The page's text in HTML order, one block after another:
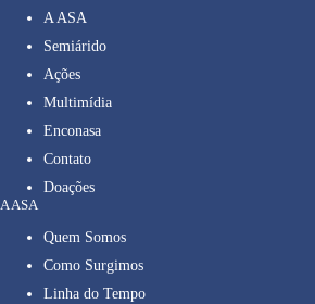
A ASA
Semiárido
Ações
Multimídia
Enconasa
Contato
Doações
A ASA
Quem Somos
Como Surgimos
Linha do Tempo